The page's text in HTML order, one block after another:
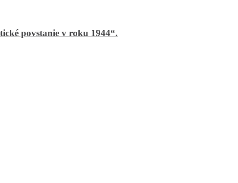
povstanie v roku 1944“.